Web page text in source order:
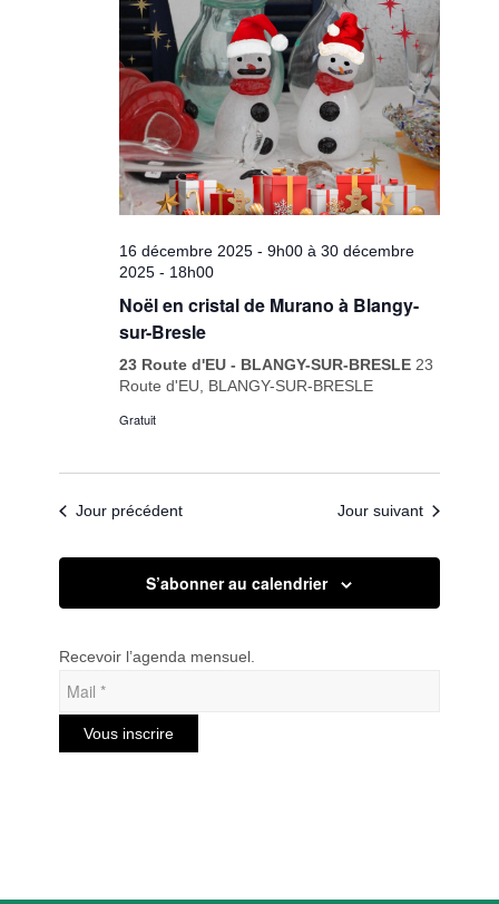
16 décembre 2025 - 9h00 à30 décembre
2025 - 18h00
Noël en cristal de Murano à Blangy-
sur-Bresle
23 Route d'EU - BLANGY-SUR-BRESLE 23
Route d'EU, BLANGY-SUR-BRESLE
Gratuit
Jour précédent Jour suivant
S’abonner au calendrier
Recevoir l’agenda mensuel.